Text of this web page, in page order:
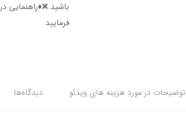
باشید.❌♦️راهنمایی
فرمایید
توضیحات در مورد هزینه های ویدئو دیدگاه‌ها